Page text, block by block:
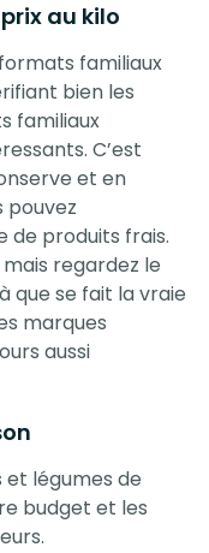
au kilo
familiaux
bien les
familiaux
C’est
et en
pouvez
produits frais.
regardez le
que se fait la vraie
marques
aussi
et légumes de
budget et les